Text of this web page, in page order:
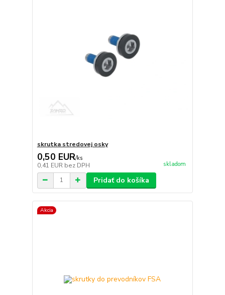
skrutka stredovej osky
0,50 EUR/ks
0,41 EUR bez DPH skladom
Pridať do košíka
Akcia